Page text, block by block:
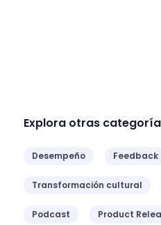
Explora otras
Desempeño Feedback
Transformación cultural
Podcast Product